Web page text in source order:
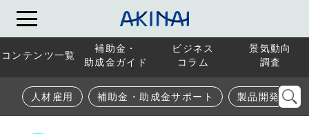
コンテンツ一覧
補助金・
助成金ガイド
ビジネス
コラム
景気動向
調査
人材雇用 補助金・助成金サポート 製品開発